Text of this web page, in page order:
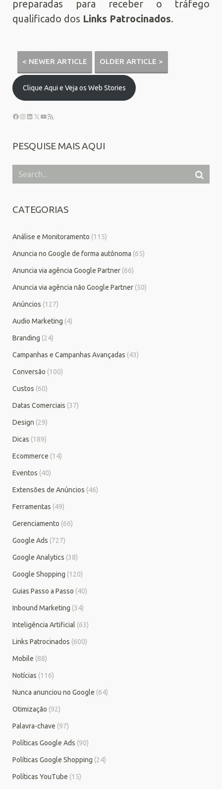
preparadas para receber o tráfego
qualificado dos Links Patrocinados.
< NEWER ARTICLE OLDER ARTICLE >
Clique Aqui e Veja os Web Stories
PESQUISE MAIS AQUI
CATEGORIAS
Análise e Monitoramento (115)
Anuncia no Google de forma autônoma (65)
Anuncia via agência Google Partner (66)
Anuncia via agência não Google Partner (50)
Anúncios (127)
Audio Marketing (4)
Branding (24)
Campanhas e Campanhas Avançadas (43)
Conversão (100)
Custos (60)
Datas Comerciais (37)
Design (29)
Dicas (189)
Ecommerce (14)
Eventos (40)
Extensões de Anúncios (46)
Ferramentas (49)
Gerenciamento (66)
Google Ads (727)
Google Analytics (38)
Google Shopping (120)
Guias Passo a Passo (40)
Inbound Marketing (34)
Inteligência Artificial (63)
Links Patrocinados (600)
Mobile (88)
Notícias (116)
Nunca anunciou no Google (64)
Otimização (92)
Palavra-chave (97)
Políticas Google Ads (90)
Políticas Google Shopping (24)
Políticas YouTube (15)